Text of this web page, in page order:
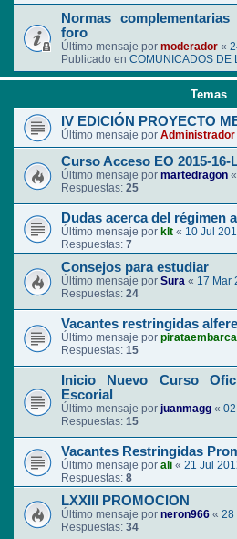
Normas
foro
Último mensaje por moderador «
Publicado en COMUNICADOS DE
Temas
IV EDICIÓN PROYECTO
Último mensaje por Administrador
Curso Acceso EO 2015-
Último mensaje por martedragon «
Respuestas: 25
Dudas acerca del régimen
Último mensaje por klt « 10 Jul
Respuestas: 7
Consejos para estudiar
Último mensaje por Sura « 17 Mar
Respuestas: 24
Vacantes restringidas
Último mensaje por
Respuestas: 15
Inicio Nuevo Curso
Escorial
Último mensaje por juanmagg «
Respuestas: 15
Vacantes Restringidas
Último mensaje por ali « 21 Jul
Respuestas: 8
LXXIII PROMOCION
Último mensaje por neron966 « 28
Respuestas: 34